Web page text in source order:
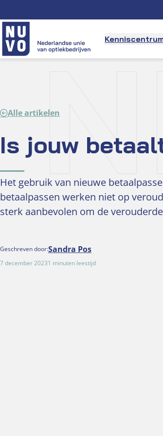
naar
de
inhoud
Alle artikelen
Is jouw
Het gebruik van nieuwe
betaalpassen werken niet op
sterk aanbevolen om de
Geschreven door:Sandra Pos
7 december 20231 minuten leestijd